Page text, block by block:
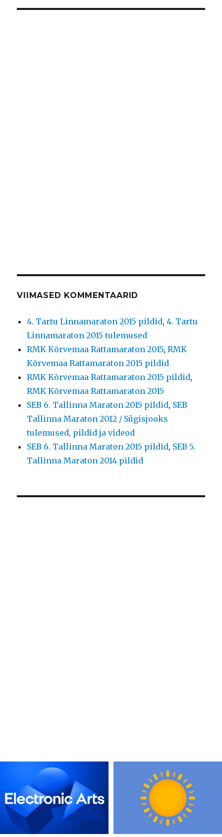
VIIMASED KOMMENTAARID
4. Tartu Linnamaraton 2015 pildid,4. Tartu
Linnamaraton 2015 tulemused
RMK Kõrvemaa Rattamaraton 2015,RMK
Kõrvemaa Rattamaraton 2015 pildid
RMK Kõrvemaa Rattamaraton 2015 pildid,
RMK Kõrvemaa Rattamaraton 2015
SEB 6. Tallinna Maraton 2015 pildid, SEB
Tallinna Maraton 2012 / Sügisjooks
tulemused, pildid ja videod
SEB 6. Tallinna Maraton 2015 pildid, SEB 5.
Tallinna Maraton 2014 pildid